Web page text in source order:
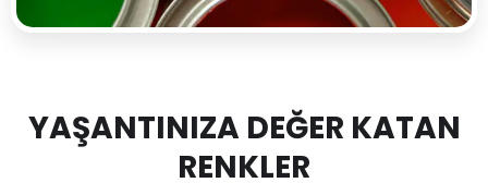
YAŞANTINIZA DEĞER KATAN
RENKLER